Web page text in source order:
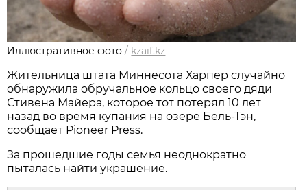
Иллюстративное фото / kzaif.kz
Жительница штата Миннесота Харпер случайно
обнаружила обручальное кольцо своего дяди
Стивена Майера, которое тот потерял 10 лет
назад во время купания на озере Бель-Тэн,
сообщает Pioneer Press.
За прошедшие годы семья неоднократно
пыталась найти украшение.